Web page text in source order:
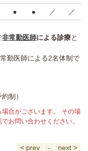
● ● ／ ／
非常勤医師による診療と
勤医師による2名体制で
制）
合がございます。 その場
お問い合わせください。